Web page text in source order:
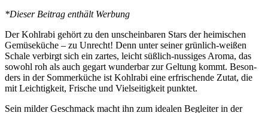
*Die­ser Bei­trag ent­hält Werbung
Der Kohl­ra­bi gehört zu den unschein­ba­ren Stars der hei­mi­schen
Gemü­se­kü­che – zu Unrecht! Denn unter sei­ner grün­lich-wei­ßen
Scha­le ver­birgt sich ein zar­tes, leicht süß­lich-nussi­ges Aro­ma, das
sowohl roh als auch gegart wun­der­bar zur Gel­tung kommt. Beson­
ders in der Som­mer­kü­che ist Kohl­ra­bi eine erfri­schen­de Zutat, die
mit Leich­tig­keit, Fri­sche und Viel­sei­tig­keit punktet.
Sein mil­der Geschmack macht ihn zum idea­len Beglei­ter in der